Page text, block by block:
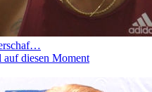
diesen Moment